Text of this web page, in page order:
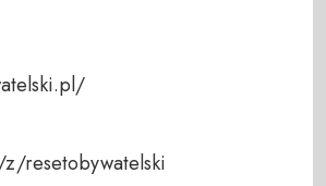
resetobywatelski